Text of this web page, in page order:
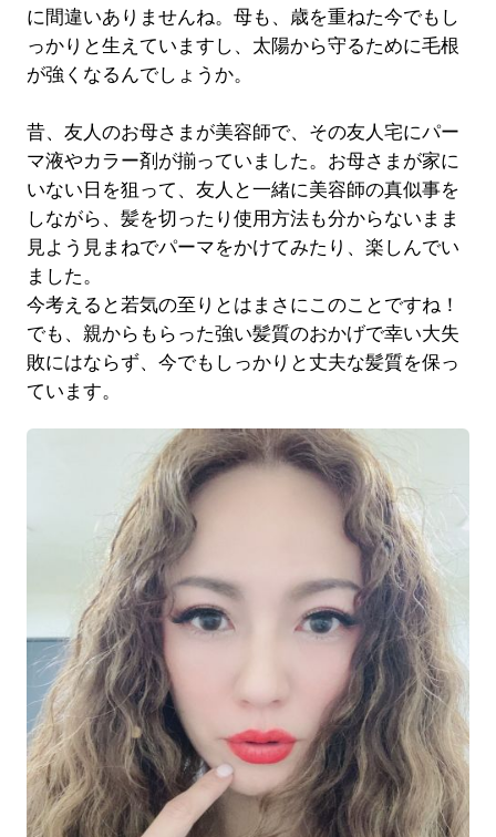
に間違いありませんね。母も、歳を重ねた今でもし
っかりと生えていますし、太陽から守るために毛根
が強くなるんでしょうか。
昔、友人のお母さまが美容師で、その友人宅にパー
マ液やカラー剤が揃っていました。お母さまが家に
いない日を狙って、友人と一緒に美容師の真似事を
しながら、髪を切ったり使用方法も分からないまま
見よう見まねでパーマをかけてみたり、楽しんでい
ました。
今考えると若気の至りとはまさにこのことですね！
でも、親からもらった強い髪質のおかげで幸い大失
敗にはならず、今でもしっかりと丈夫な髪質を保っ
ています。